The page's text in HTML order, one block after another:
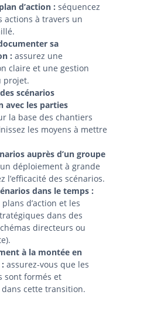
d’action : séquencez
actions à travers un
sa
: assurez une
claire et une gestion
projet.
scénarios
avec les parties
la base des chantiers
les moyens à mettre
auprès d’un groupe
déploiement à grande
l’efficacité des scénarios.
dans le temps :
d’action et les
dans des
directeurs ou
à la montée en
assurez-vous que les
sont formés et
dans cette transition.